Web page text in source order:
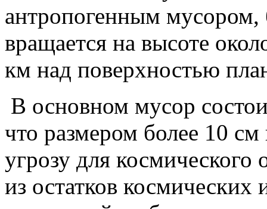
антропогенным мусором,
вращается на высоте
км над поверхностью
В основном мусор
что размером более 10
угрозу для
из остатков космических